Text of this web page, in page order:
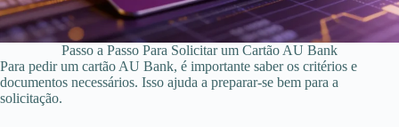
Passo a Passo Para Solicitar um Cartão AU Bank
Para pedir um cartão AU Bank, é importante saber os critérios e
documentos necessários. Isso ajuda a preparar-se bem para a
solicitação.